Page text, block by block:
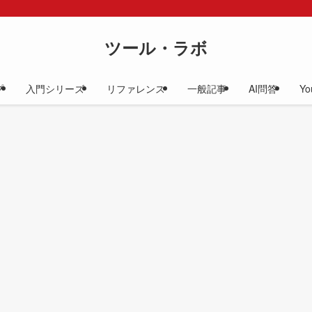
ツール・ラボ
入門シリーズ リファレンス 一般記事 AI問答